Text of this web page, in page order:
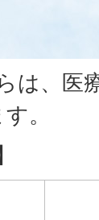
は、医
。